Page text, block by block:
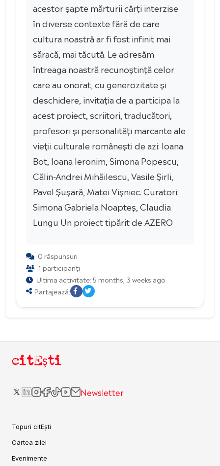
acestor șapte mărturii cărți interzise
în diverse contexte fără de care
cultura noastră ar fi fost infinit mai
săracă, mai tăcută. Le adresăm
întreaga noastră recunoștință celor
care au onorat, cu generozitate și
deschidere, invitația de a participa la
acest proiect, scriitori, traducători,
profesori și personalități marcante ale
vieții culturale românești de azi: Ioana
Bot, Ioana Ieronim, Simona Popescu,
Călin-Andrei Mihăilescu, Vasile Șirli,
Pavel Șușară, Matei Vișniec. Curatori:
Simona Gabriela Noapteș, Claudia
Lungu Un proiect tipărit de AZERO
0 răspunsuri
1 participanți
Ultima activitate: 5 months, 3 weeks ago
Partajează:
citEști
Newsletter
Topuri citEști
Cartea zilei
Evenimente